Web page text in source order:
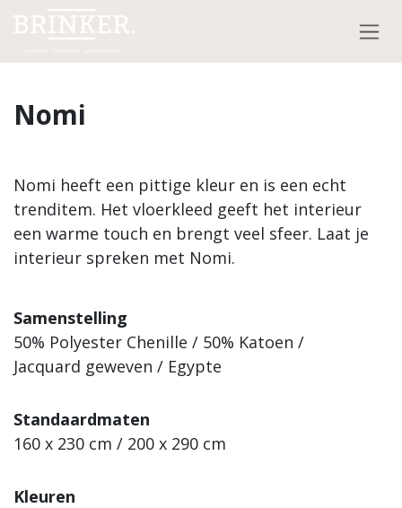
Overslaan naar inhoud
Nomi
Nomi heeft een pittige kleur en is een echt
trenditem. Het vloerkleed geeft het interieur
een warme touch en brengt veel sfeer. Laat je
interieur spreken met Nomi.
Samenstelling
50% Polyester Chenille / 50% Katoen /
Jacquard geweven / Egypte
Standaardmaten
160 x 230 cm / 200 x 290 cm
Kleuren